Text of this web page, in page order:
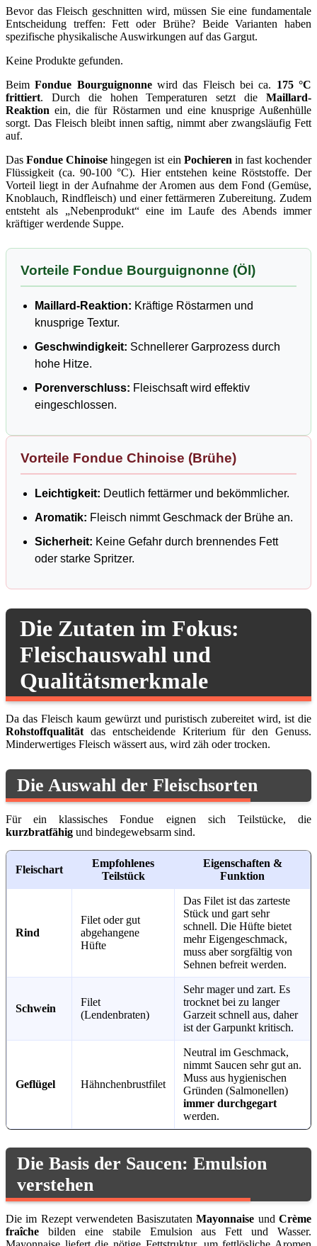
Bevor das Fleisch geschnitten wird, müssen Sie eine fundamentale
Entscheidung treffen: Fett oder Brühe? Beide Varianten haben
spezifische physikalische Auswirkungen auf das Gargut.
Keine Produkte gefunden.
BeimFondue Bourguignonnewird das Fleisch bei ca. 175 °C
frittiert. Durch die hohen Temperaturen setzt die Maillard-
Reaktion ein, die für Röstarmen und eine knusprige Außenhülle
sorgt. Das Fleisch bleibt innen saftig, nimmt aber zwangsläufig Fett
auf.
DasFondue Chinoise hingegen ist ein Pochierenin fast kochender
Flüssigkeit (ca. 90-100 °C). Hier entstehen keine Röststoffe. Der
Vorteil liegt in der Aufnahme der Aromen aus dem Fond (Gemüse,
Knoblauch, Rindfleisch) und einer fettärmeren Zubereitung. Zudem
entsteht als „Nebenprodukt“ eine im Laufe des Abends immer
kräftiger werdende Suppe.
Vorteile Fondue Bourguignonne (Öl)
Maillard-Reaktion: Kräftige Röstarmen und
knusprige Textur.
Geschwindigkeit: Schnellerer Garprozess durch
hohe Hitze.
Porenverschluss: Fleischsaft wird effektiv
eingeschlossen.
Vorteile Fondue Chinoise (Brühe)
Leichtigkeit: Deutlich fettärmer und bekömmlicher.
Aromatik: Fleisch nimmt Geschmack der Brühe an.
Sicherheit: Keine Gefahr durch brennendes Fett
oder starke Spritzer.
Die Zutaten im Fokus:
Fleischauswahl und
Qualitätsmerkmale
Da das Fleisch kaum gewürzt und puristisch zubereitet wird, ist die
Rohstoffqualität das entscheidende Kriterium für den Genuss.
Minderwertiges Fleisch wässert aus, wird zäh oder trocken.
Die Auswahl der Fleischsorten
Für ein klassisches Fondue eignen sich Teilstücke, die
kurzbratfähig und bindegewebsarm sind.
Fleischart
Empfohlenes
Teilstück
Eigenschaften &
Funktion
Rind
Filet oder gut
abgehangene
Hüfte
Das Filet ist das zarteste
Stück und gart sehr
schnell. Die Hüfte bietet
mehr Eigengeschmack,
muss aber sorgfältig von
Sehnen befreit werden.
Schwein
Filet
(Lendenbraten)
Sehr mager und zart. Es
trocknet bei zu langer
Garzeit schnell aus, daher
ist der Garpunkt kritisch.
Geflügel Hähnchenbrustfilet
Neutral im Geschmack,
nimmt Saucen sehr gut an.
Muss aus hygienischen
Gründen (Salmonellen)
immer durchgegart
werden.
Die Basis der Saucen: Emulsion
verstehen
Die im Rezept verwendeten BasiszutatenMayonnaise undCrème
fraîche bilden eine stabile Emulsion aus Fett und Wasser.